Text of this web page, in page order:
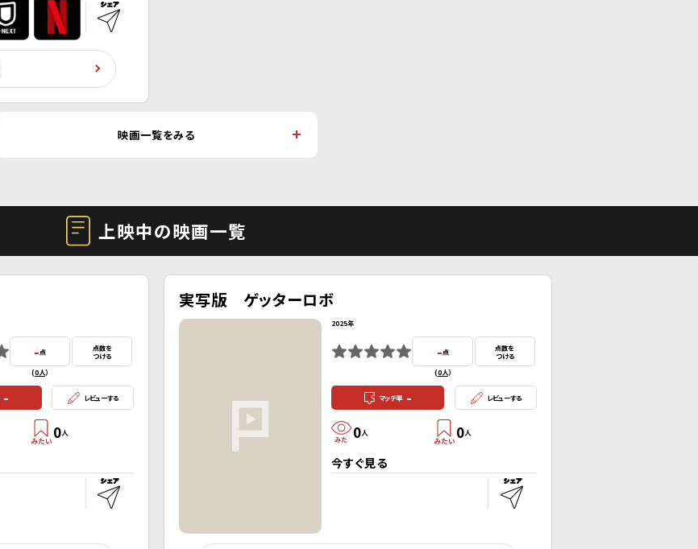
映画一覧をみる
上映中の映画一覧
-点
(0人）
点数を
つける
- レビューする
0人
実写版 ゲッターロボ
2025年
-点
(0人）
点数を
つける
マッチ率 - レビューする
0人 0人
今すぐ見る